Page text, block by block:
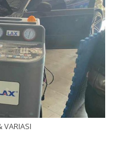
VARIASI